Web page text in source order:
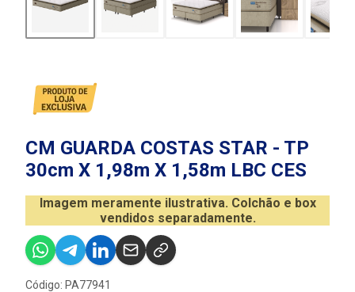
CM GUARDA COSTAS STAR - TP
30cm X 1,98m X 1,58m LBC CES
Imagem meramente ilustrativa. Colchão e box
vendidos separadamente.
Código: PA77941